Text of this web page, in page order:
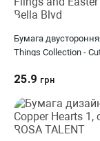
Бумага
Things Collection -
25.9 грн